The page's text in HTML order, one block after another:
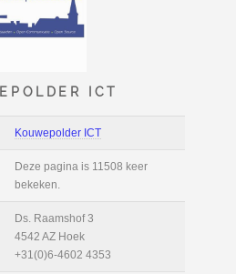
KOUWEPOLDER ICT